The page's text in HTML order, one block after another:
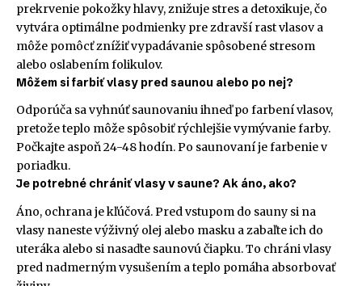
prekrvenie pokožky hlavy, znižuje stres a detoxikuje, čo
vytvára optimálne podmienky pre zdravší rast vlasov a
môže pomôcť znížiť vypadávanie spôsobené stresom
alebo oslabením folikulov.
Môžem si farbiť vlasy pred saunou alebo po nej?
Odporúča sa vyhnúť saunovaniu ihneď po farbení vlasov,
pretože teplo môže spôsobiť rýchlejšie vymývanie farby.
Počkajte aspoň 24-48 hodín. Po saunovaní je farbenie v
poriadku.
Je potrebné chrániť vlasy v saune? Ak áno, ako?
Áno, ochrana je kľúčová. Pred vstupom do sauny si na
vlasy naneste výživný olej alebo masku a zabaľte ich do
uteráka alebo si nasaďte saunovú čiapku. To chráni vlasy
pred nadmerným vysušením a teplo pomáha absorbovať